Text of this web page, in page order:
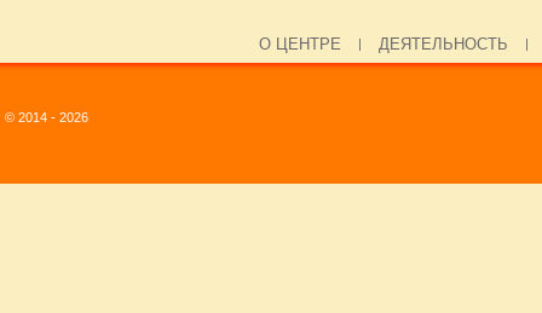
О ЦЕНТРЕ ДЕЯТЕЛЬНОСТЬ
© 2014 - 2026